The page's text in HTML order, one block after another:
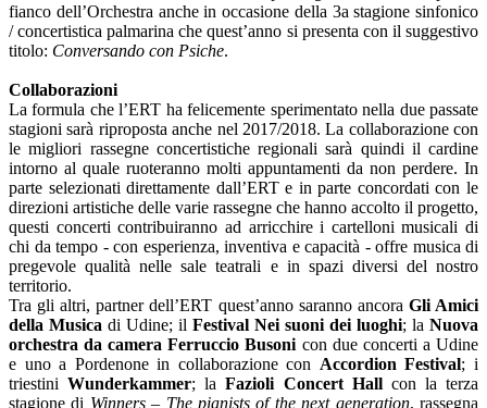
fianco dell’Orchestra anche in occasione della 3a stagione sinfonico
/ concertistica palmarina che quest’anno si presenta con il suggestivo
titolo: Conversando con Psiche.
Collaborazioni
La formula che l’ERT ha felicemente sperimentato nella due passate
stagioni sarà riproposta anche nel 2017/2018. La collaborazione con
le migliori rassegne concertistiche regionali sarà quindi il cardine
intorno al quale ruoteranno molti appuntamenti da non perdere. In
parte selezionati direttamente dall’ERT e in parte concordati con le
direzioni artistiche delle varie rassegne che hanno accolto il progetto,
questi concerti contribuiranno ad arricchire i cartelloni musicali di
chi da tempo - con esperienza, inventiva e capacità - offre musica di
pregevole qualità nelle sale teatrali e in spazi diversi del nostro
territorio.
Tra gli altri, partner dell’ERT quest’anno saranno ancora Gli Amici
della Musica di Udine; il Festival Nei suoni dei luoghi; la Nuova
orchestra da camera Ferruccio Busoni con due concerti a Udine
e uno a Pordenone in collaborazione con Accordion Festival; i
triestiniWunderkammer; laFazioli Concert Hall con la terza
stagione di Winners – The pianists of the next generation, rassegna